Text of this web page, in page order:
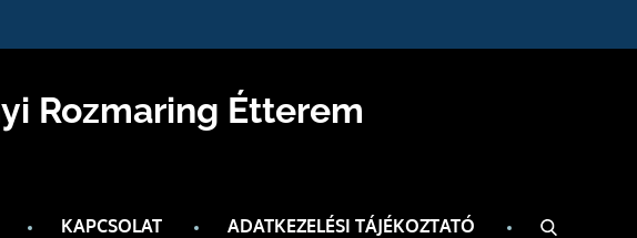
Rozmaring Étterem
KAPCSOLAT ADATKEZELÉSI TÁJÉKOZTATÓ